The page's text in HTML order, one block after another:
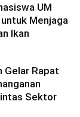
UM
Menjaga
Ikan
Gelar Rapat
Sektor